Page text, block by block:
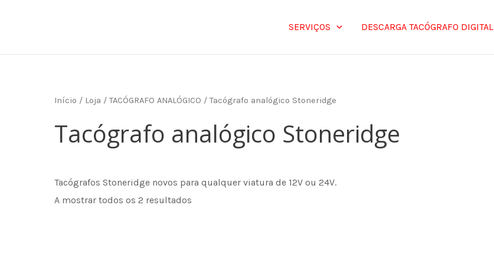
SERVIÇOS DESCARGA TACÓGRAFO DIGITAL
Início / Loja /TACÓGRAFO ANALÓGICO / Tacógrafo analógico Stoneridge
Tacógrafo analógico Stoneridge
Tacógrafos Stoneridge novos para qualquer viatura de 12V ou 24V.
A mostrar todos os 2 resultados